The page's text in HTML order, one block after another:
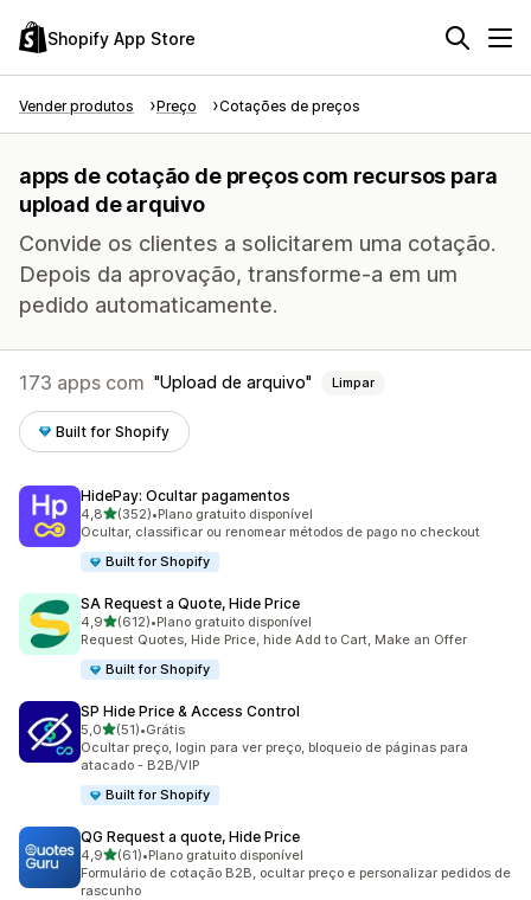
Shopify App Store
Vender produtos Preço Cotações de preços
apps de cotação de preços com recursos para
upload de arquivo
Convide os clientes a solicitarem uma cotação.
Depois da aprovação, transforme-a em um
pedido automaticamente.
173 apps com Upload de arquivo Limpar
Built for Shopify
HidePay: Ocultar pagamentos
4,8de 5 estrelas
(352)
352 avaliações ao todo
•Plano gratuito disponível
Ocultar, classificar ou renomear métodos de pago no checkout
Built for Shopify
SA Request a Quote, Hide Price
4,9de 5 estrelas
(612)
612 avaliações ao todo
•Plano gratuito disponível
Request Quotes, Hide Price, hide Add to Cart, Make an Offer
Built for Shopify
SP Hide Price & Access Control
5,0de 5 estrelas
(51)
51 avaliações ao todo
•Grátis
Ocultar preço, login para ver preço, bloqueio de páginas para
atacado - B2B/VIP
Built for Shopify
QG Request a quote, Hide Price
4,9de 5 estrelas
(61)
61 avaliações ao todo
•Plano gratuito disponível
Formulário de cotação B2B, ocultar preço e personalizar pedidos de
rascunho